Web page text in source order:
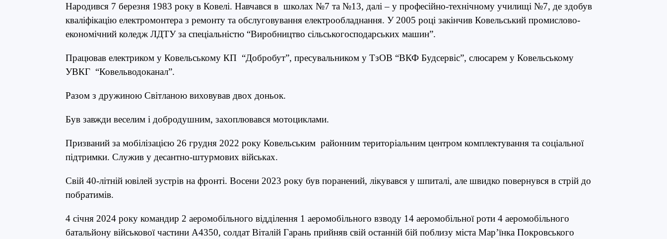
Народився 7 березня 1983 року в Ковелі. Навчався в школах №7 та №13, далі – у професійно-технічному училищі №7, де здобув
кваліфікацію електромонтера з ремонту та обслуговування електрообладнання. У 2005 році закінчив Ковельський промислово-
економічний коледж ЛДТУ за спеціальністю “Виробництво сільськогосподарських машин”.
Працював електриком у Ковельському КП “Добробут”, пресувальником у ТзОВ “ВКФ Будсервіс”, слюсарем у Ковельському
УВКГ “Ковельводоканал”.
Разом з дружиною Світланою виховував двох доньок.
Був завжди веселим і добродушним, захоплювався мотоциклами.
Призваний за мобілізацією 26 грудня 2022 року Ковельським районним територіальним центром комплектування та соціальної
підтримки. Служив у десантно-штурмових військах.
Свій 40-літній ювілей зустрів на фронті. Восени 2023 року був поранений, лікувався у шпиталі, але швидко повернувся в стрій до
побратимів.
4 січня 2024 року командир 2 аеромобільного відділення 1 аеромобільного взводу 14 аеромобільної роти 4 аеромобільного
батальйону військової частини А4350, солдат Віталій Гарань прийняв свій останній бій поблизу міста Мар’їнка Покровського